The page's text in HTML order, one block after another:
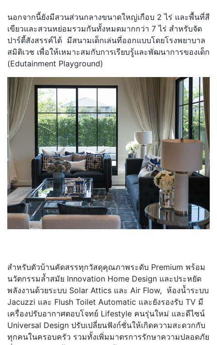
นอกจากนี้ยังมีสวนส่วนกลางขนาดใหญ่เกือบ 2 ไร่ และพื้นที่สี
เขียวและสวนหย่อมรวมกันทั้งหมดมากกว่า 7 ไร่ สำหรับจัด
ปาร์ตี้สังสรรค์ได้ มีสนามเด็กเล่นที่ออกแบบโดยโรงพยาบาล
สมิติเวช เพื่อให้เหมาะสมกับการเรียบรู้และพัฒนาการของเด็ก
(Edutainment Playground)
สำหรับตัวบ้านคัดสรรทุกวัสดุคุณภาพระดับ Premium พร้อม
นวัตกรรมล้ำสมัย Innovation Home Design และประหยัด
พลังงานด้วยระบบ Solar Attics และ Air Flow, ห้องน้ำระบบ
Jacuzzi และ Flush Toilet Automatic และยังรองรับ TV มี
เครื่องปรับอากาศตอบโจทย์ Lifestyle คนรุ่นใหม่ และดีไซน์
Universal Design ปรับเปลี่ยนฟังก์ชั่นให้เกิดความสะดวกกับ
ทุกคนในครอบครัว รวมทั้งเพิ่มมาตรการรักษาความปลอดภัย